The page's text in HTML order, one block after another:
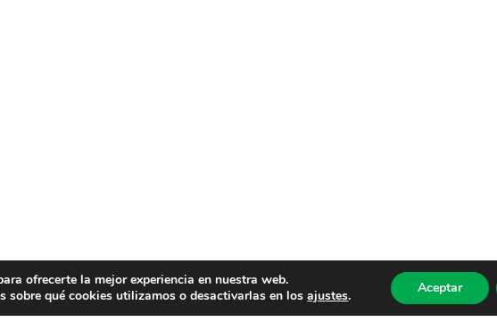
ofrecerte la mejor experiencia en nuestra web.
sobre qué cookies utilizamos o desactivarlas en losajustes. Aceptar